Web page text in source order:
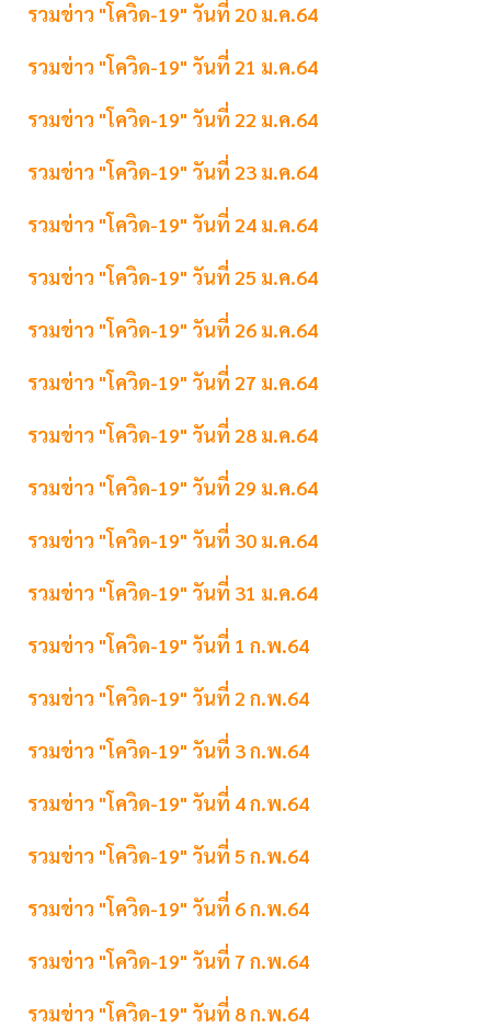
รวมข่าว "โควิด-19" วันที่ 20 ม.ค.64
รวมข่าว "โควิด-19" วันที่ 21 ม.ค.64
รวมข่าว "โควิด-19" วันที่ 22 ม.ค.64
รวมข่าว "โควิด-19" วันที่ 23 ม.ค.64
รวมข่าว "โควิด-19" วันที่ 24 ม.ค.64
รวมข่าว "โควิด-19" วันที่ 25 ม.ค.64
รวมข่าว "โควิด-19" วันที่ 26 ม.ค.64
รวมข่าว "โควิด-19" วันที่ 27 ม.ค.64
รวมข่าว "โควิด-19" วันที่ 28 ม.ค.64
รวมข่าว "โควิด-19" วันที่ 29 ม.ค.64
รวมข่าว "โควิด-19" วันที่ 30 ม.ค.64
รวมข่าว "โควิด-19" วันที่ 31 ม.ค.64
รวมข่าว "โควิด-19" วันที่ 1 ก.พ.64
รวมข่าว "โควิด-19" วันที่ 2 ก.พ.64
รวมข่าว "โควิด-19" วันที่ 3 ก.พ.64
รวมข่าว "โควิด-19" วันที่ 4 ก.พ.64
รวมข่าว "โควิด-19" วันที่ 5 ก.พ.64
รวมข่าว "โควิด-19" วันที่ 6 ก.พ.64
รวมข่าว "โควิด-19" วันที่ 7 ก.พ.64
รวมข่าว "โควิด-19" วันที่ 8 ก.พ.64